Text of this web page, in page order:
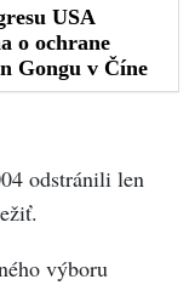
odstránili len
výboru